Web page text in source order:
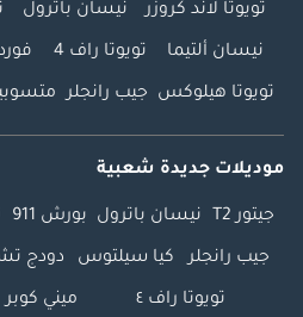
تويوتا لاند كروزر نيسان باترول
نيسان ألتيما تويوتا راف 4
تويوتا هيلوكس جيب رانجلر
موديلات جديدة شعبية
جيتور T2 نيسان باترول بورش 911
جيب رانجلر كيا سيلتوس دودج
تويوتا راف ٤ ميني كوبر